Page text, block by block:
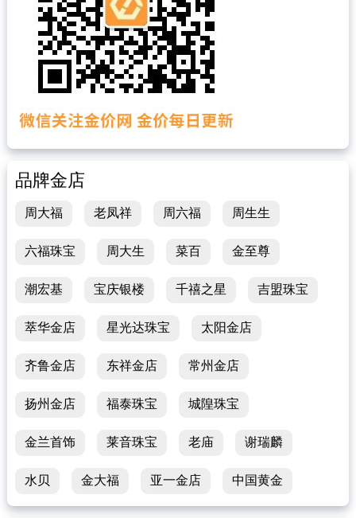
品牌金店
周大福 老凤祥 周六福 周生生
六福珠宝 周大生 菜百 金至尊
潮宏基 宝庆银楼 千禧之星 吉盟珠宝
萃华金店 星光达珠宝 太阳金店
齐鲁金店 东祥金店 常州金店
扬州金店 福泰珠宝 城隍珠宝
金兰首饰 莱音珠宝 老庙 谢瑞麟
水贝 金大福 亚一金店 中国黄金